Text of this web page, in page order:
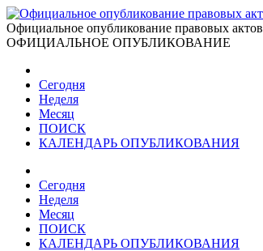
Официальное опубликование правовых актов
ОФИЦИАЛЬНОЕ ОПУБЛИКОВАНИЕ
Сегодня
Неделя
Месяц
ПОИСК
КАЛЕНДАРЬ ОПУБЛИКОВАНИЯ
Сегодня
Неделя
Месяц
ПОИСК
КАЛЕНДАРЬ ОПУБЛИКОВАНИЯ